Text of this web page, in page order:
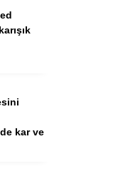
kar ve